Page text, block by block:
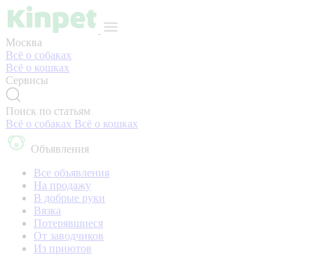
Москва
Всё о собаках
Всё о кошках
Сервисы
Поиск по статьям
Всё о собаках Всё о кошках
Объявления
Все объявления
На продажу
В добрые руки
Вязка
Потерявшиеся
От заводчиков
Из приютов